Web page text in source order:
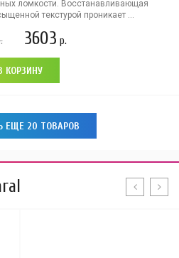
ломкости. Восстанавливающая
текстурой проникает ...
3603 р.
КОРЗИНУ
ЕЩЕ 20 ТОВАРОВ